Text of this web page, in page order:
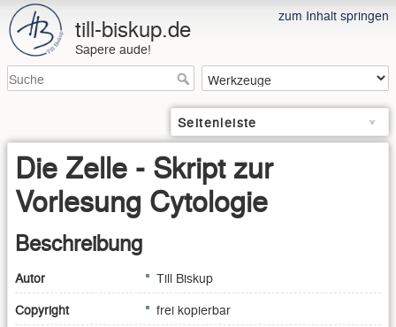
zum Inhalt springen
till-biskup.de
Sapere aude!
Seitenleiste
Die Zelle - Skript zur
Vorlesung Cytologie
Beschreibung
Autor
Till Biskup
Copyright
frei kopierbar